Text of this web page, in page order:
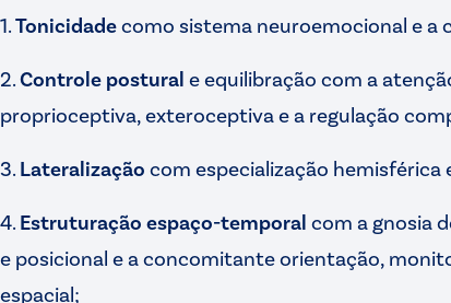
1.Tonicidadecomo sistema neuroemocional e a
2.Controle postural e equilibração com a
proprioceptiva, exteroceptiva e a regulação
3. Lateralização com especialização hemisférica
4. Estruturação espaço-temporal com a gnosia
e posicional e a concomitante orientação,
espacial;